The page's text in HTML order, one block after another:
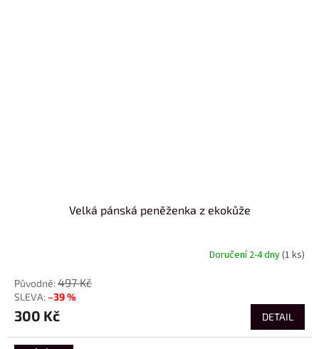
Velká pánská peněženka z ekokůže
Doručení 2-4 dny(1 ks)
497 Kč
–39 %
300 Kč DETAIL